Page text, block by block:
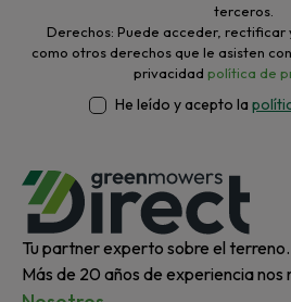
terceros.
Derechos: Puede acceder, rectificar
como otros derechos que le asisten
privacidad política de
He leído y acepto la
Tu partner experto sobre el terreno.
Más de 20 años de experiencia nos